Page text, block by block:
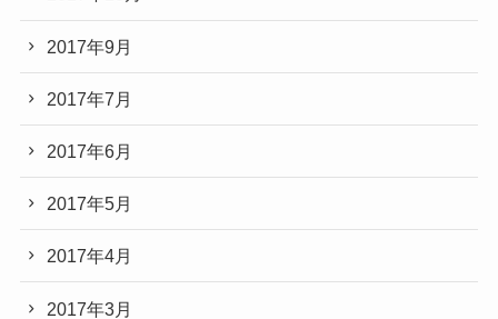
2017年9月
2017年7月
2017年6月
2017年5月
2017年4月
2017年3月